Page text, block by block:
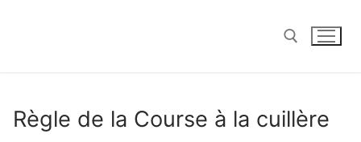
Règle de la Course à la cuillère